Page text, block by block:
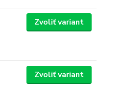
Zvoliť variant
Zvoliť variant